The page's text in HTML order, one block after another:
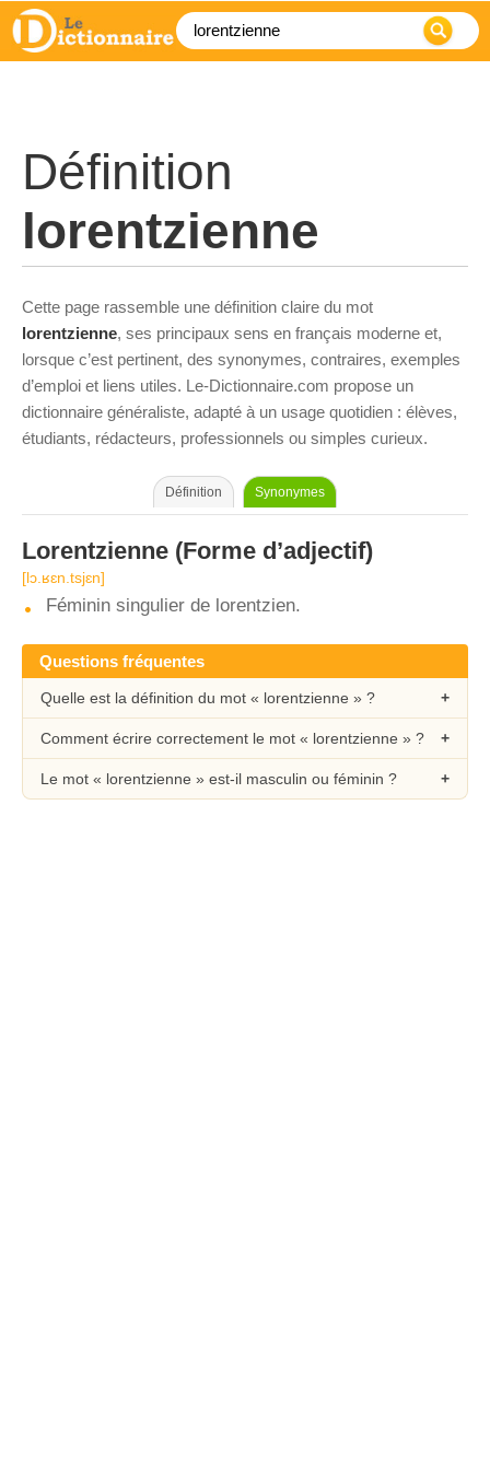
Définition
lorentzienne
Cette page rassemble une définition claire du mot
lorentzienne, ses principaux sens en français moderne et,
lorsque c’est pertinent, des synonymes, contraires, exemples
d’emploi et liens utiles. Le-Dictionnaire.com propose un
dictionnaire généraliste, adapté à un usage quotidien : élèves,
étudiants, rédacteurs, professionnels ou simples curieux.
Définition Synonymes
Lorentzienne (Forme d’adjectif)
[lɔ.ʁɛn.tsjɛn]
Féminin singulier de lorentzien.
Questions fréquentes
Quelle est la définition du mot « lorentzienne » ?
Comment écrire correctement le mot « lorentzienne » ?
Le mot « lorentzienne » est-il masculin ou féminin ?